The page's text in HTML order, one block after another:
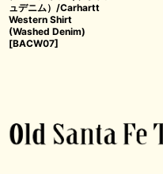
ュデニム）/Carhartt
Western Shirt
(Washed Denim)
[BACW07]